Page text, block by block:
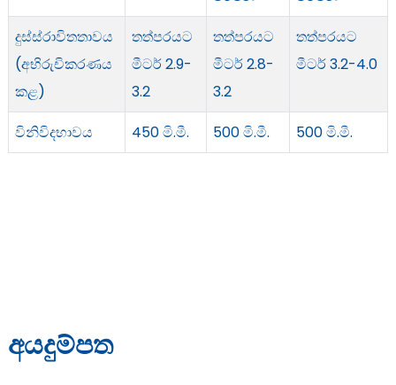
දුස්ස්රාවිතතාවය
(අභිරුචිකරණය
කළ)
තත්පරයට
මීටර් 2.9-
3.2
තත්පරයට
මීටර් 2.8-
3.2
තත්පරයට
මීටර් 3.2-4.0
විනිවිදභාවය 450 මි.මී. 500 මි.මී. 500 මි.මී.
අයදුම්පත